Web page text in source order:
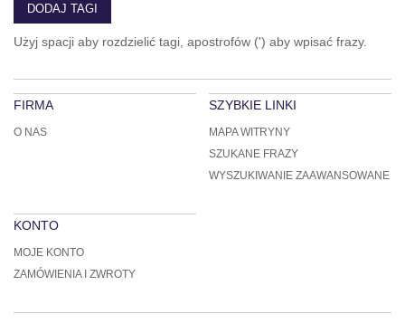
DODAJ TAGI
Użyj spacji aby rozdzielić tagi, apostrofów (') aby wpisać frazy.
FIRMA
O NAS
SZYBKIE LINKI
MAPA WITRYNY
SZUKANE FRAZY
WYSZUKIWANIE ZAAWANSOWANE
KONTO
MOJE KONTO
ZAMÓWIENIA I ZWROTY